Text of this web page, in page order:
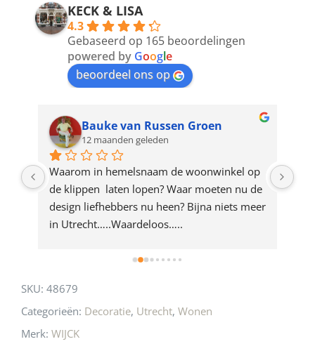
address
product
KECK & LISA
4.3
Gebaseerd op 165 beoordelingen
powered by Google
beoordeel ons op
Bauke van Russen Groen
12 maanden geleden
Waarom in hemelsnaam de woonwinkel op
de klippen  laten lopen? Waar moeten nu de
design liefhebbers nu heen? Bijna niets meer
in Utrecht…..Waardeloos…..
SKU: 48679
Categorieën: Decoratie, Utrecht, Wonen
Merk: WIJCK